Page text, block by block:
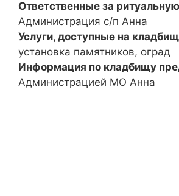
Ответственные за
Администрация с/п Анна
Услуги, доступные на
установка памятников, оград
Информация по кладбищу
Администрацией МО Анна